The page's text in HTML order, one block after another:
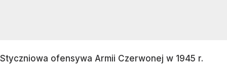
Styczniowa ofensywa Armii Czerwonej w 1945 r.